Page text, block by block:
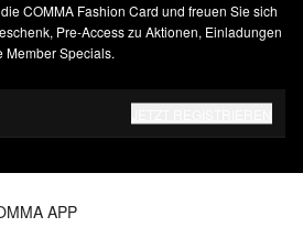
COMMA Fashion Card und freuen Sie sich
Pre-Access zu Aktionen, Einladungen
Member Specials.
APP